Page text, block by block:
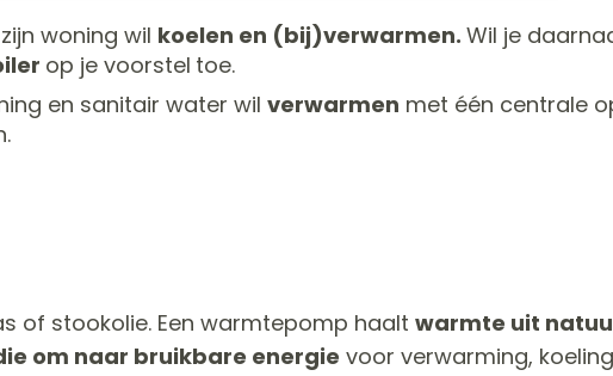
woning wil koelen en (bij)verwarmen. Wil je
op je voorstel toe.
en sanitair water wil verwarmen met één centrale
of stookolie. Een warmtepomp haalt warmte uit
om naar bruikbare energie voor verwarming,